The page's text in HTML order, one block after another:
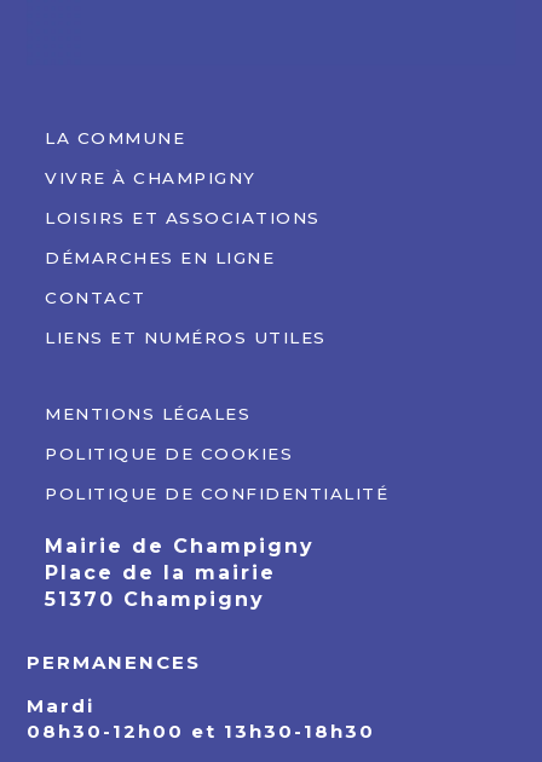
LA COMMUNE
VIVRE À CHAMPIGNY
LOISIRS ET ASSOCIATIONS
DÉMARCHES EN LIGNE
CONTACT
LIENS ET NUMÉROS UTILES
MENTIONS LÉGALES
POLITIQUE DE COOKIES
POLITIQUE DE CONFIDENTIALITÉ
Mairie de Champigny
Place de la mairie
51370 Champigny
PERMANENCES
Mardi
08h30-12h00 et 13h30-18h30